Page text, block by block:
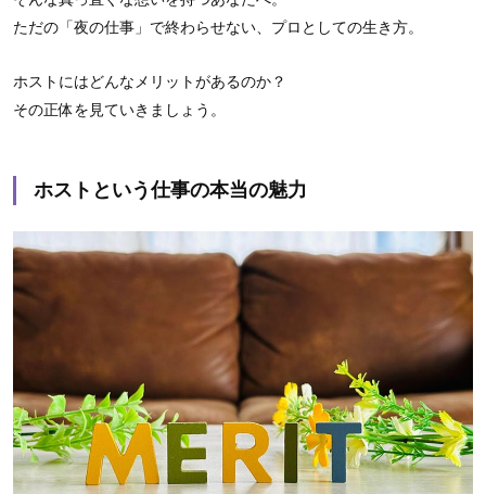
ただの「夜の仕事」で終わらせない、プロとしての生き方。
ホストにはどんなメリットがあるのか？
その正体を見ていきましょう。
ホストという仕事の本当の魅力